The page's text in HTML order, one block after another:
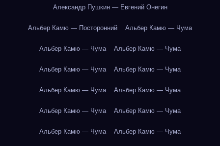
Александр Пушкин — Евгений Онегин
Альбер Камю — Посторонний Альбер Камю — Чума
Альбер Камю — Чума Альбер Камю — Чума
Альбер Камю — Чума Альбер Камю — Чума
Альбер Камю — Чума Альбер Камю — Чума
Альбер Камю — Чума Альбер Камю — Чума
Альбер Камю — Чума Альбер Камю — Чума